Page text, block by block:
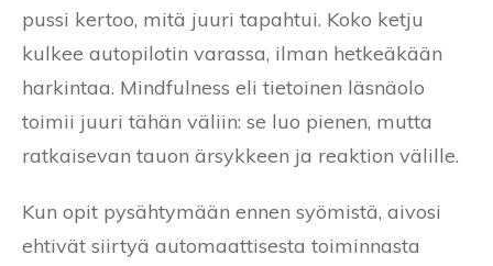
pussi kertoo, mitä juuri tapahtui. Koko ketju
kulkee autopilotin varassa, ilman hetkeäkään
harkintaa. Mindfulness eli tietoinen läsnäolo
toimii juuri tähän väliin: se luo pienen, mutta
ratkaisevan tauon ärsykkeen ja reaktion välille.
Kun opit pysähtymään ennen syömistä, aivosi
ehtivät siirtyä automaattisesta toiminnasta